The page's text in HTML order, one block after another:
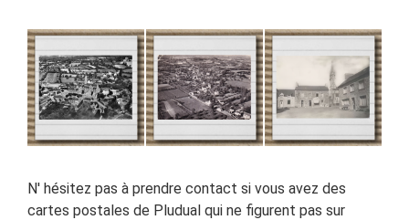
N' hésitez pas à prendre contact si vous avez des
cartes postales de Pludual qui ne figurent pas sur